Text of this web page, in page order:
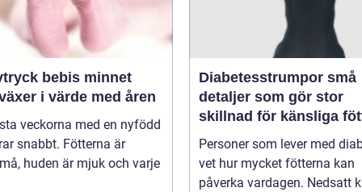
bebis minnet
i värde med åren
veckorna med en nyfödd
snabbt. Fötterna är
huden är mjuk och varje
Diabetesstrumpor små
detaljer som gör stor
skillnad för känsliga
Personer som lever med
vet hur mycket fötterna kan
påverka vardagen. Nedsatt